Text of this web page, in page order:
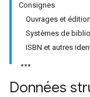
Consignes
Ouvrages et
Systèmes de
ISBN et autres
Données